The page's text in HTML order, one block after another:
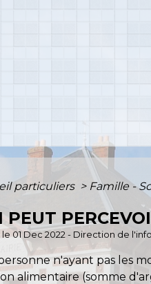
particuliers > Famille -
PEUT
le 01 Dec 2022 - Direction de
n'ayant pas les
alimentaire (somme